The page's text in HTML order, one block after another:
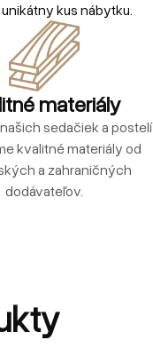
kus nábytku.
materiály
sedačiek a postelí
kvalitné materiály od
a zahraničných
dodávateľov.